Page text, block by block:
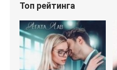
Топ рейтинга